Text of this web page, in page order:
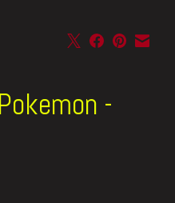
-